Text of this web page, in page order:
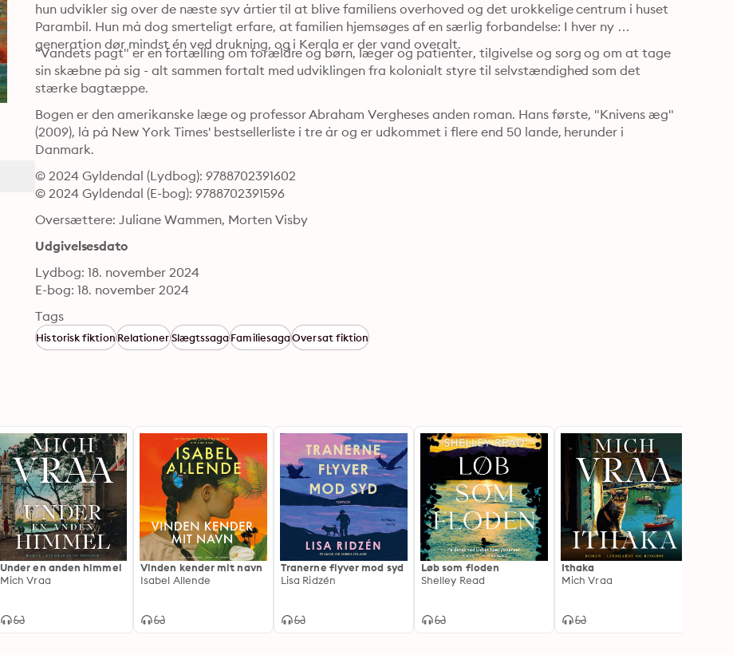
hun udvikler sig over de næste syv årtier til at blive familiens overhoved og det urokkelige centrum i huset
Parambil. Hun må dog smerteligt erfare, at familien hjemsøges af en særlig forbandelse: I hver ny
generation dør mindst én ved drukning, og i Kerala er der vand overalt.
"Vandets pagt" er en fortælling om forældre og børn, læger og patienter, tilgivelse og sorg og om at tage
sin skæbne på sig - alt sammen fortalt med udviklingen fra kolonialt styre til selvstændighed som det
stærke bagtæppe.
Bogen er den amerikanske læge og professor Abraham Vergheses anden roman. Hans første, "Knivens æg"
(2009), lå på New York Times' bestsellerliste i tre år og er udkommet i flere end 50 lande, herunder i
Danmark.
© 2024 Gyldendal (Lydbog): 9788702391602
© 2024 Gyldendal (E-bog): 9788702391596
Oversættere: Juliane Wammen, Morten Visby
Udgivelsesdato
Lydbog: 18. november 2024
E-bog: 18. november 2024
Tags
Historisk fiktionRelationerSlægtssagaFamiliesagaOversat fiktion
Under en anden himmel
Mich Vraa
Vinden kender mit navn
Isabel Allende
Tranerne flyver mod syd
Lisa Ridzén
Løb som floden
Shelley Read
Ithaka
Mich Vraa